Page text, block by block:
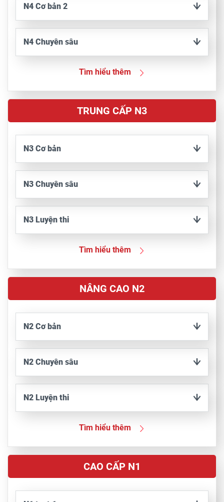
N4 Cơ bản 2
N4 Chuyên sâu
Tìm hiểu thêm
TRUNG CẤP N3
N3 Cơ bản
N3 Chuyên sâu
N3 Luyện thi
Tìm hiểu thêm
NÂNG CAO N2
N2 Cơ bản
N2 Chuyên sâu
N2 Luyện thi
Tìm hiểu thêm
CAO CẤP N1